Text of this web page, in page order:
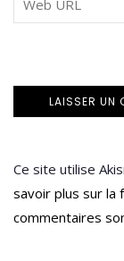
Ce site utilise
savoir plus sur la
commentaires